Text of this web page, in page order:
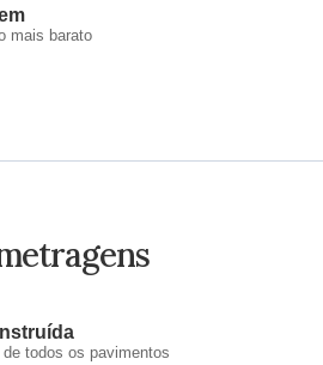
mais barato
todos os pavimentos